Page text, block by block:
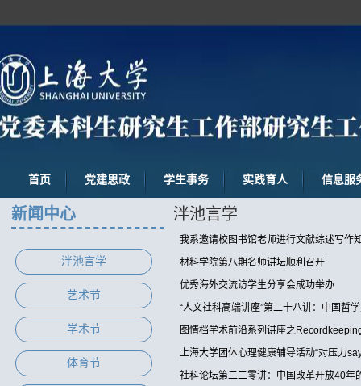
首页 党建思政 学生事务 实践育人 信息服
新闻中心
泮池言学
艺术节
学术节
体育节
泮池言学
我系邀请校图书馆老师进行文献综述写作
材料学院第八期名师讲坛顺利召开
优秀海外交流访学生分享会成功举办
“人文社科高端讲座”第二十八讲：中国哲
图情档学术前沿系列讲座之
上海大学团体心理健康辅导活动“对压力
社科论坛第二二零讲：中国改革开放40年